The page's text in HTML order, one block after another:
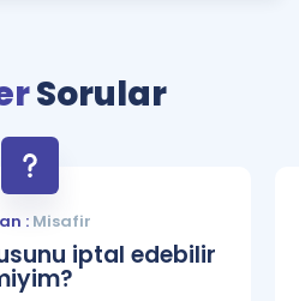
Sorular
:Misafir
iptal edebilir